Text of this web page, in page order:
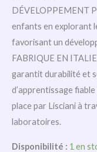
DÉVELOPPEMENT
enfants en explorant
favorisant un
FABRIQUE EN
garantit durabilité et
d’apprentissage
place par Lisciani à
laboratoires.
Disponibilité : 1 en